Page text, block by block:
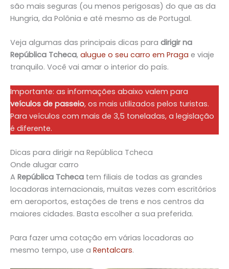
são mais seguras (ou menos perigosas) do que as da
Hungria, da Polônia e até mesmo as de Portugal.
Veja algumas das principais dicas para dirigir na
República Tcheca, alugue o seu carro em Praga e viaje
tranquilo. Você vai amar o interior do país.
Importante: as informações abaixo valem para
veículos de passeio, os mais utilizados pelos turistas.
Para veículos com mais de 3,5 toneladas, a legislação
é diferente.
Dicas para dirigir na República Tcheca
Onde alugar carro
A República Tcheca tem filiais de todas as grandes
locadoras internacionais, muitas vezes com escritórios
em aeroportos, estações de trens e nos centros da
maiores cidades. Basta escolher a sua preferida.
Para fazer uma cotação em várias locadoras ao
mesmo tempo, use a Rentalcars.